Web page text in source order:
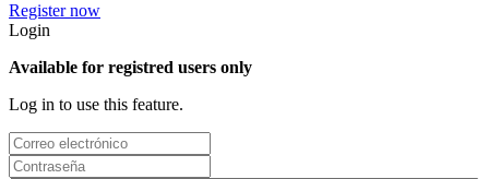
Register now
Login
Available for registred users only
Log in to use this feature.